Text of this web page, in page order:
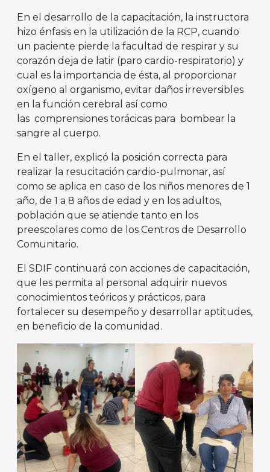
En el desarrollo de la capacitación, la instructora
hizo énfasis en la utilización de la RCP, cuando
un paciente pierde la facultad de respirar y su
corazón deja de latir (paro cardio-respiratorio) y
cual es la importancia de ésta, al proporcionar
oxígeno al organismo, evitar daños irreversibles
en la función cerebral así como
las comprensiones torácicas para bombear la
sangre al cuerpo.
En el taller, explicó la posición correcta para
realizar la resucitación cardio-pulmonar, así
como se aplica en caso de los niños menores de 1
año, de 1 a 8 años de edad y en los adultos,
población que se atiende tanto en los
preescolares como de los Centros de Desarrollo
Comunitario.
El SDIF continuará con acciones de capacitación,
que les permita al personal adquirir nuevos
conocimientos teóricos y prácticos, para
fortalecer su desempeño y desarrollar aptitudes,
en beneficio de la comunidad.